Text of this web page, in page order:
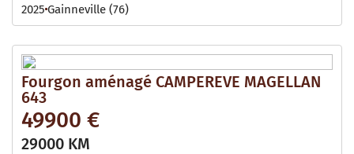
2025 Gainneville (76)
Fourgon aménagé CAMPEREVE MAGELLAN
643
49900 €
29000 KM